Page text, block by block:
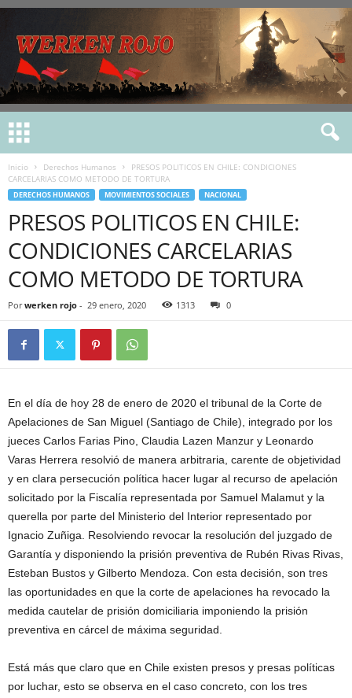
Inicio Derechos Humanos
PRESOS POLITICOS EN CHILE: CONDICIONES
CARCELARIAS COMO METODO DE TORTURA
DERECHOS HUMANOS MOVIMIENTOS SOCIALES NACIONAL
PRESOS POLITICOS EN CHILE:
CONDICIONES CARCELARIAS
COMO METODO DE TORTURA
Por werken rojo - 29 enero, 2020 1313 0
En el día de hoy 28 de enero de 2020 el tribunal de la Corte de
Apelaciones de San Miguel (Santiago de Chile), integrado por los
jueces Carlos Farias Pino, Claudia Lazen Manzur y Leonardo
Varas Herrera resolvió de manera arbitraria, carente de objetividad
y en clara persecución política hacer lugar al recurso de apelación
solicitado por la Fiscalía representada por Samuel Malamut y la
querella por parte del Ministerio del Interior representado por
Ignacio Zuñiga. Resolviendo revocar la resolución del juzgado de
Garantía y disponiendo la prisión preventiva de Rubén Rivas Rivas,
Esteban Bustos y Gilberto Mendoza. Con esta decisión, son tres
las oportunidades en que la corte de apelaciones ha revocado la
medida cautelar de prisión domiciliaria imponiendo la prisión
preventiva en cárcel de máxima seguridad.
Está más que claro que en Chile existen presos y presas políticas
por luchar, esto se observa en el caso concreto, con los tres